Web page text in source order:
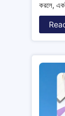
করলে,
সিস্টেম